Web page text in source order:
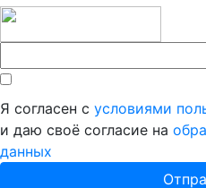
Я согласен с условиями
и даю своё согласие на
данных